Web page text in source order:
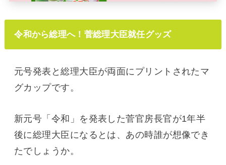
令和から総理へ！菅総理大臣就任グッズ
元号発表と総理大臣が両面にプリントされたマ
グカップです。
新元号「令和」を発表した菅官房長官が1年半
後に総理大臣になるとは、あの時誰が想像でき
たでしょうか。